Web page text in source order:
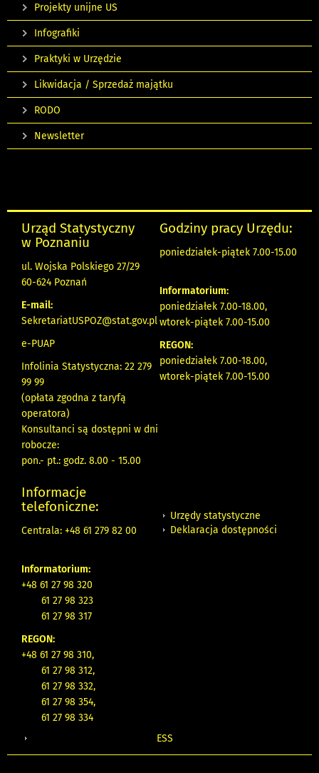
Projekty unijne US
Infografiki
Praktyki w Urzędzie
Likwidacja / Sprzedaż majątku
RODO
Newsletter
Urząd Statystyczny
w Poznaniu
ul. Wojska Polskiego 27/29
60-624 Poznań
E-mail:
SekretariatUSPOZ@stat.gov.pl
e-PUAP
Infolinia Statystyczna: 22 279
99 99
(opłata zgodna z taryfą
operatora)
Konsultanci są dostępni w dni
robocze:
pon.- pt.: godz. 8.00 - 15.00
Godziny pracy Urzędu:
poniedziałek-piątek 7.00-15.00
Informatorium:
poniedziałek 7.00-18.00,
wtorek-piątek 7.00-15.00
REGON:
poniedziałek 7.00-18.00,
wtorek-piątek 7.00-15.00
Informacje
telefoniczne:
Centrala: +48 61 279 82 00
Informatorium:
+48 61 27 98 320
61 27 98 323
61 27 98 317
REGON:
+48 61 27 98 310,
61 27 98 312,
61 27 98 332,
61 27 98 354,
61 27 98 334
Urzędy statystyczne
Deklaracja dostępności
ESS